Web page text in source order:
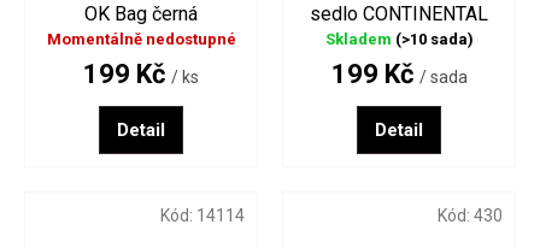
OK Bag černá
Momentálně nedostupné
199 Kč / ks
Detail
sedlo CONTINENTAL
Tube Bag MTB
Skladem (>10 sada)
199 Kč / sada
Detail
Kód: 14114 Kód: 430